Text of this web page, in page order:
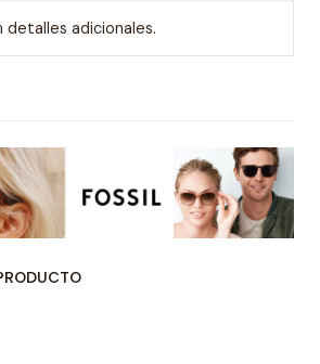
detalles adicionales.